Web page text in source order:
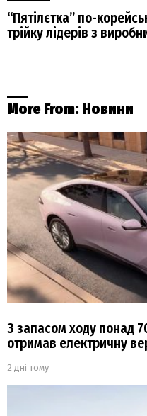
“Пятілєтка” по-
трійку лідерів з
More From: Новини
З запасом ходу понад
отримав електричну
2 дні тому